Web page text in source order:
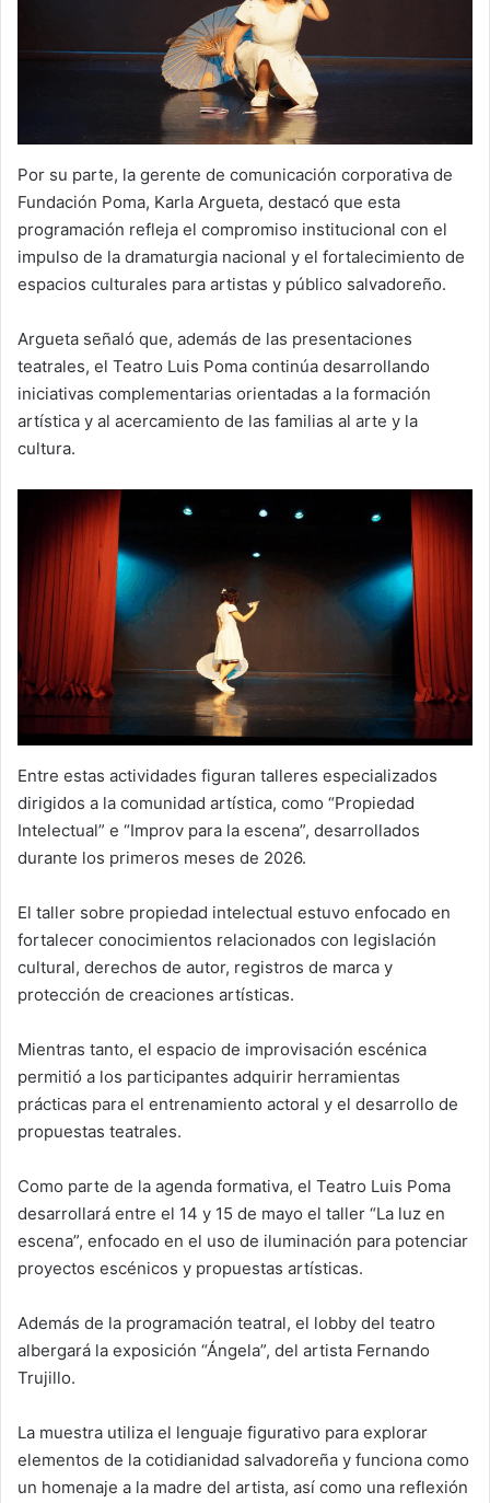
Por su parte, la gerente de comunicación corporativa de
Fundación Poma, Karla Argueta, destacó que esta
programación refleja el compromiso institucional con el
impulso de la dramaturgia nacional y el fortalecimiento de
espacios culturales para artistas y público salvadoreño.
Argueta señaló que, además de las presentaciones
teatrales, el Teatro Luis Poma continúa desarrollando
iniciativas complementarias orientadas a la formación
artística y al acercamiento de las familias al arte y la
cultura.
Entre estas actividades figuran talleres especializados
dirigidos a la comunidad artística, como “Propiedad
Intelectual” e “Improv para la escena”, desarrollados
durante los primeros meses de 2026.
El taller sobre propiedad intelectual estuvo enfocado en
fortalecer conocimientos relacionados con legislación
cultural, derechos de autor, registros de marca y
protección de creaciones artísticas.
Mientras tanto, el espacio de improvisación escénica
permitió a los participantes adquirir herramientas
prácticas para el entrenamiento actoral y el desarrollo de
propuestas teatrales.
Como parte de la agenda formativa, el Teatro Luis Poma
desarrollará entre el 14 y 15 de mayo el taller “La luz en
escena”, enfocado en el uso de iluminación para potenciar
proyectos escénicos y propuestas artísticas.
Además de la programación teatral, el lobby del teatro
albergará la exposición “Ángela”, del artista Fernando
Trujillo.
La muestra utiliza el lenguaje figurativo para explorar
elementos de la cotidianidad salvadoreña y funciona como
un homenaje a la madre del artista, así como una reflexión